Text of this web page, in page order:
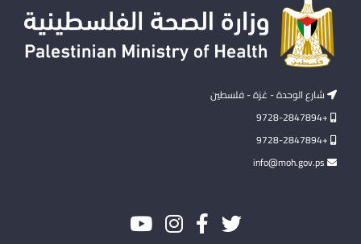
شارع الوحدة - غزة - فلسطين
+9728-2847894
+9728-2847894